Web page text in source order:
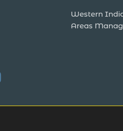
Western
Areas